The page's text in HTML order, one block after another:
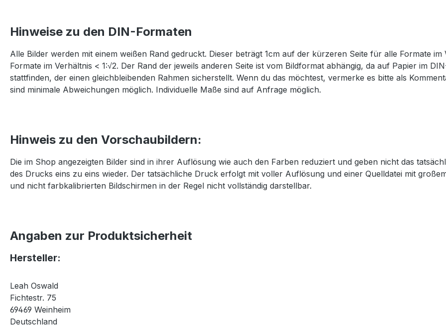
Hinweise zu den DIN-Formaten
Alle Bilder werden mit einem weißen Rand gedruckt. Dieser beträgt 1cm auf der kürzeren Seite für alle Formate
Formate im Verhältnis < 1:√2. Der Rand der jeweils anderen Seite ist vom Bildformat abhängig, da auf Papier im
stattfinden, der einen gleichbleibenden Rahmen sicherstellt. Wenn du das möchtest, vermerke es bitte als
sind minimale Abweichungen möglich. Individuelle Maße sind auf Anfrage möglich.
Hinweis zu den Vorschaubildern:
Die im Shop angezeigten Bilder sind in ihrer Auflösung wie auch den Farben reduziert und geben nicht das
des Drucks eins zu eins wieder. Der tatsächliche Druck erfolgt mit voller Auflösung und einer Quelldatei mit
und nicht farbkalibrierten Bildschirmen in der Regel nicht vollständig darstellbar.
Angaben zur Produktsicherheit
Hersteller:
Leah Oswald
Fichtestr. 75
69469 Weinheim
Deutschland